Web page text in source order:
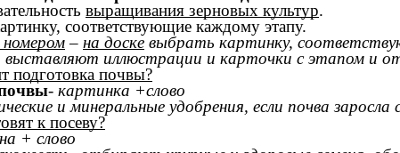
выращивания зерновых культур.
соответствующие каждому этапу.
номером– на доске выбрать картинку,
выставляют иллюстрации и карточки с этапом и
подготовка почвы?
- картинка +слово
и минеральные удобрения, если почва
к посеву?
+ слово